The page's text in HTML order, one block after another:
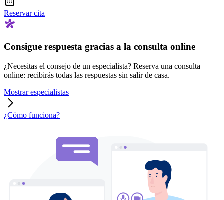
Reservar cita
Consigue respuesta gracias a la consulta online
¿Necesitas el consejo de un especialista? Reserva una consulta
online: recibirás todas las respuestas sin salir de casa.
Mostrar especialistas
¿Cómo funciona?